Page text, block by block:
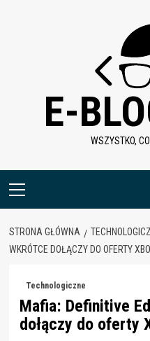
E-
WSZYSTKO,
Menu
STRONA GŁÓWNA
WKRÓTCE DOŁĄCZY DO OFERTY
Technologiczne
Mafia: Definitive
dołączy do oferty